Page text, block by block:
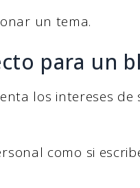
un tema.
para un
los intereses
como si